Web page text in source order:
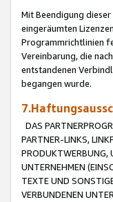
Mit Beendigung
eingeräumten
Programmrichtlinien
Vereinbarung, die
entstandenen
begangen wurde.
DAS
PARTNER-LINKS,
PRODUKTWERBUNG,
UNTERNEHMEN
TEXTE UND
VERBUNDENEN